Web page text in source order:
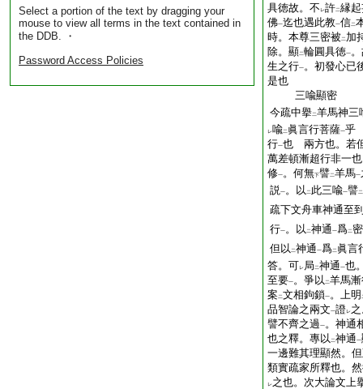
Select a portion of the text by dragging your
mouse to view all terms in the text contained in
the DDB. ・
Password Access Policies
具徳故。不 レ許二縁
佛一迄也遇此教一信二
時。本尊三密被 二 加
除。顯二輪圓具徳一
生之行一。初發心已
是也
三喩顯密
今疏中擧二羊馬神三
レ喩二 眞言行菩薩一乎
行一也 兩方也。若
萬差頓漸超行非一
修一。何無下譬二羊馬一
説一。以 二 此三喩一譬二
疏下文舟車神通至
行一。以 二神通一爲二
但以 二神通一爲二 眞言
答。可レ局 二神通一也
至要一。爭以 二羊馬
案二文相鉤鎖一。上明
品智論之兩文一證レ
譬不齊之過一。神通
也之釋。專以 二神通一
一邊難其理顯然。
類實疏家所釋也。
レ之也。次大論文上